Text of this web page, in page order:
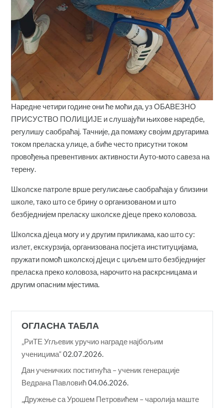
Наредне четири године они ће моћи да, уз ОБАВЕЗНО
ПРИСУСТВО ПОЛИЦИЈЕ и слушајући њихове наредбе,
регулишу саобраћај. Тачније, да помажу својим другарима
током преласка улице, а биће често присутни током
провођења превентивних активности Ауто-мото савеза на
терену.
Школске патроле врше регулисање саобраћаја у близини
школе, тако што се брину о организованом и што
безбједнијем преласку школске дjеце преко коловоза.
Школска дjеца могу и у другим приликама, као што су:
излет, екскурзија, организована посјета институцијама,
пружати помоћ школској дjеци с циљем што безбједнијег
преласка преко коловоза, нарочито на раскрсницама и
другим опасним мјестима.
ОГЛАСНА ТАБЛА
„РиТЕ Угљевик уручио награде најбољим
ученицима“02.07.2026.
Дан ученичких постигнућа – ученик генерације
Ведрана Павловић04.06.2026.
„Дружење са Урошем Петровићем – чаролија маште